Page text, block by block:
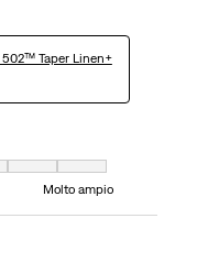
502™ Taper Linen+
aderente e 7 è uguale a Molto
Molto ampio